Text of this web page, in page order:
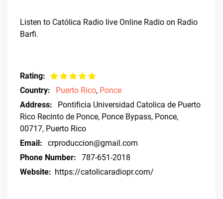
Listen to Católica Radio live Online Radio on Radio
Barfi.
Rating:
Country:
Puerto Rico, Ponce
Address:
Pontificia Universidad Catolica de Puerto
Rico Recinto de Ponce, Ponce Bypass, Ponce,
00717, Puerto Rico
Email:
crproduccion@gmail.com
Phone Number:
787-651-2018
Website: https://catolicaradiopr.com/